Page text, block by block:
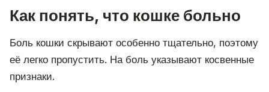
Как понять, что кошке больно
Боль кошки скрывают особенно тщательно, поэтому
её легко пропустить. На боль указывают косвенные
признаки.